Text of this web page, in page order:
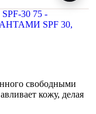
свободными
кожу, делая